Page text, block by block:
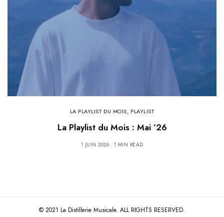
LA PLAYLIST DU MOIS, PLAYLIST
La Playlist du Mois : Mai ’26
1 JUIN 2026 1 MIN READ
© 2021 La Distillerie Musicale. ALL RIGHTS RESERVED.